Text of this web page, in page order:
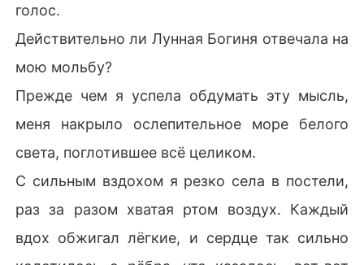
голос.
Действительно ли Лунная Богиня отвечала на
мою мольбу?
Прежде чем я успела обдумать эту мысль,
меня накрыло ослепительное море белого
света, поглотившее всё целиком.
С сильным вздохом я резко села в постели,
раз за разом хватая ртом воздух. Каждый
вдох обжигал лёгкие, и сердце так сильно